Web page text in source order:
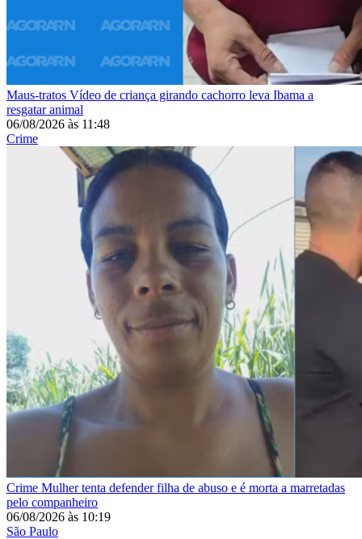
Maus-tratos Vídeo de criança girando cachorro leva Ibama a
resgatar animal
06/08/2026 às 11:48
Crime
Crime Mulher tenta defender filha de abuso e é morta a marretadas
pelo companheiro
06/08/2026 às 10:19
São Paulo